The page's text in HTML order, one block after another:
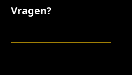
Vragen?